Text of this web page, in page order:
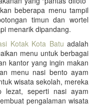
beberapa menu tampil
timun dan wortel
menarik dipandang.
Kotak Kota Batu adalah
menu untuk berbagai
kantor yang ingin makan
menu nasi bento ayam
wisata sekolah, mereka
lezat, seperti nasi ayam
pengalaman wisata